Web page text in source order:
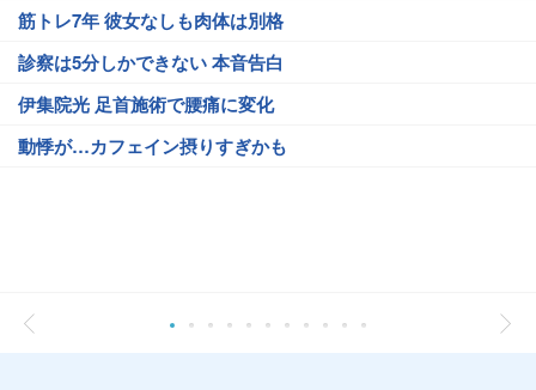
筋トレ7年 彼女なしも肉体は別格
診察は5分しかできない 本音告白
伊集院光 足首施術で腰痛に変化
動悸が…カフェイン摂りすぎかも